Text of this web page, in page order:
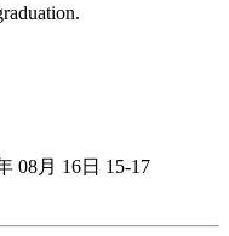
08月 16日 15-17